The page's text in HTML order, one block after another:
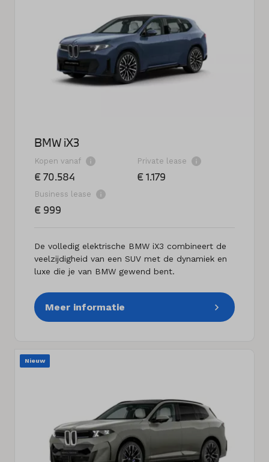
BMW iX3
Kopen vanaf
€ 70.584
Private lease
€ 1.179
Business lease
€ 999
De volledig elektrische BMW iX3 combineert de
veelzijdigheid van een SUV met de dynamiek en
luxe die je van BMW gewend bent.
Meer informatie
Nieuw